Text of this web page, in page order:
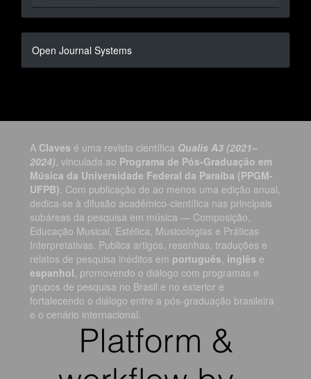
Desenvolvido
por
Open Journal Systems
A Claves é uma revista científica Qualis A3 (2021–
2024), vinculada ao Programa de Pós-Graduação em
Música da Universidade Federal da Paraíba (PPGM-
UFPB). Com publicação de ao menos uma edição anual,
dedica-se à difusão acadêmico-científica nas principais
subáreas da pesquisa em música — Composição,
Educação Musical, Estética, Musicologias e Práticas
Interpretativas. Publica artigos, resenhas, traduções e
relatos de pesquisa inéditos em português, inglês e
espanhol, promovendo o diálogo com programas e
grupos de pesquisa no Brasil e no exterior e
fortalecendo o diálogo entre a pós-graduação brasileira
e o cenário internacional.